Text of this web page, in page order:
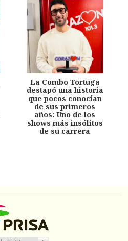
La Combo Tortuga
destapó una historia
que pocos conocían
de sus primeros
años: Uno de los
shows más insólitos
de su carrera